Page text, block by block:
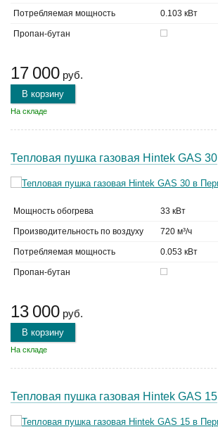
Потребляемая мощность 0.103 кВт
Пропан-бутан
17 000 руб.
В корзину
На складе
Тепловая пушка газовая Hintek GAS 30
Мощность обогрева 33 кВт
Производительность по воздуху 720 м³/ч
Потребляемая мощность 0.053 кВт
Пропан-бутан
13 000 руб.
В корзину
На складе
Тепловая пушка газовая Hintek GAS 15